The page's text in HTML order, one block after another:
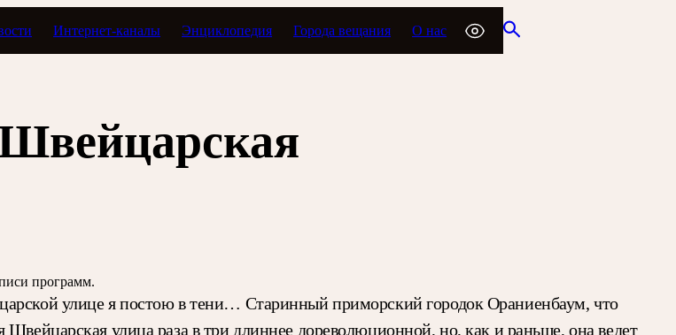
Интернет-каналы Энциклопедия Города вещания О нас
программ.
улице я постою в тени… Старинный приморский городок Ораниенбаум, что
улица раза в три длиннее дореволюционной, но, как и раньше, она ведет